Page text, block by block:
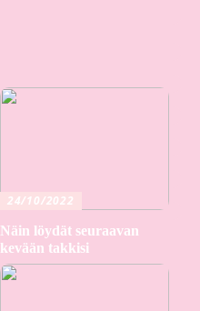
24/10/2022
Näin löydät seuraavan
kevään takkisi